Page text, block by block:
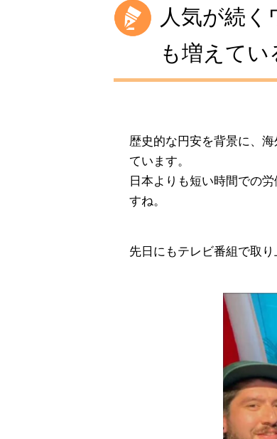
人気が続
も増えてい
歴史的な円安を背景に、
ています。
日本よりも短い時間での
すね。
先日にもテレビ番組で取り